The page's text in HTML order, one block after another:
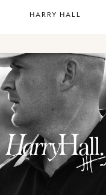
HARRY HALL